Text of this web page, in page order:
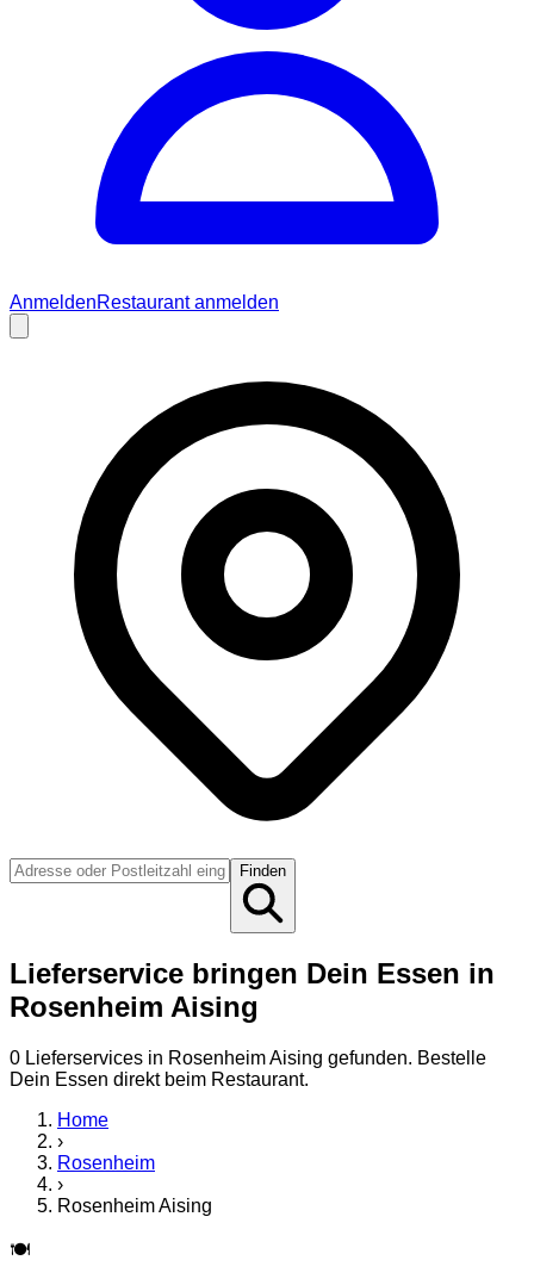
AnmeldenRestaurant anmelden
Finden
Lieferservice bringen Dein Essen in
Rosenheim Aising
0 Lieferservices in Rosenheim Aising gefunden. Bestelle
Dein Essen direkt beim Restaurant.
Home
›
Rosenheim
›
Rosenheim Aising
🍽️